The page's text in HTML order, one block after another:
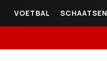
VOETBAL SCHAATSEN